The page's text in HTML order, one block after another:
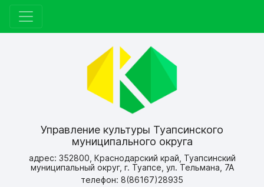
Управление культуры Туапсинского
муниципального округа
адрес: 352800, Краснодарский край, Туапсинский
муниципальный округ, г. Туапсе, ул. Тельмана, 7А
телефон: 8(86167)28935